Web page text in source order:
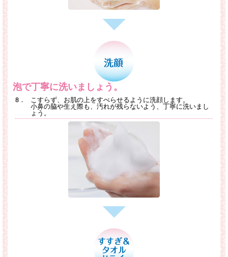
泡で丁寧に洗いましょう。
8． こすらず、お肌の上をすべらせるように洗顔します。
小鼻の脇や生え際も、汚れが残らないよう、丁寧に洗いまし
ょう。